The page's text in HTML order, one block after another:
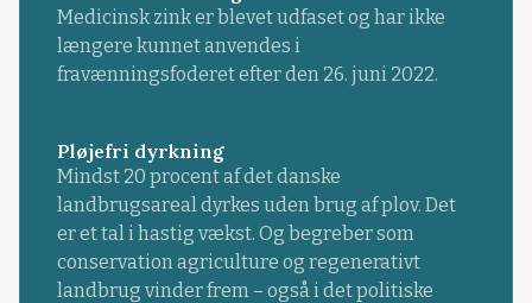
Medicinsk zink er blevet udfaset og har ikke
længere kunnet anvendes i
fravænningsfoderet efter den 26. juni 2022.
Pløjefri dyrkning
Mindst 20 procent af det danske
landbrugsareal dyrkes uden brug af plov. Det
er et tal i hastig vækst. Og begreber som
conservation agriculture og regenerativt
landbrug vinder frem – også i det politiske